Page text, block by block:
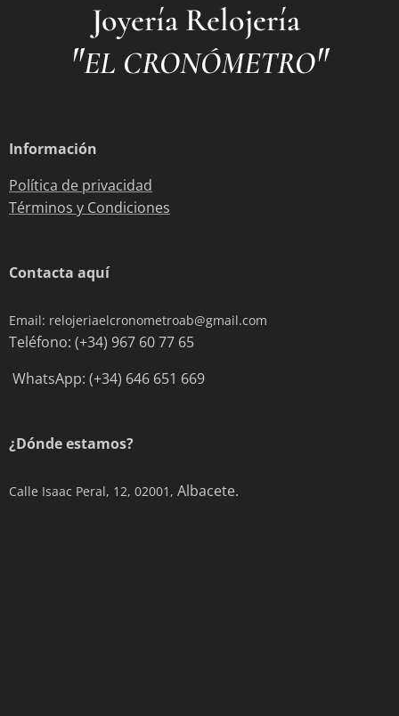
Joyería Relojería
"EL CRONÓMETRO"
Información
Política de privacidad
Términos y Condiciones
Contacta aquí
Email: relojeriaelcronometroab@gmail.com
Teléfono: (+34) 967 60 77 65
WhatsApp: (+34) 646 651 669
¿Dónde estamos?
Calle Isaac Peral, 12, 02001, Albacete.